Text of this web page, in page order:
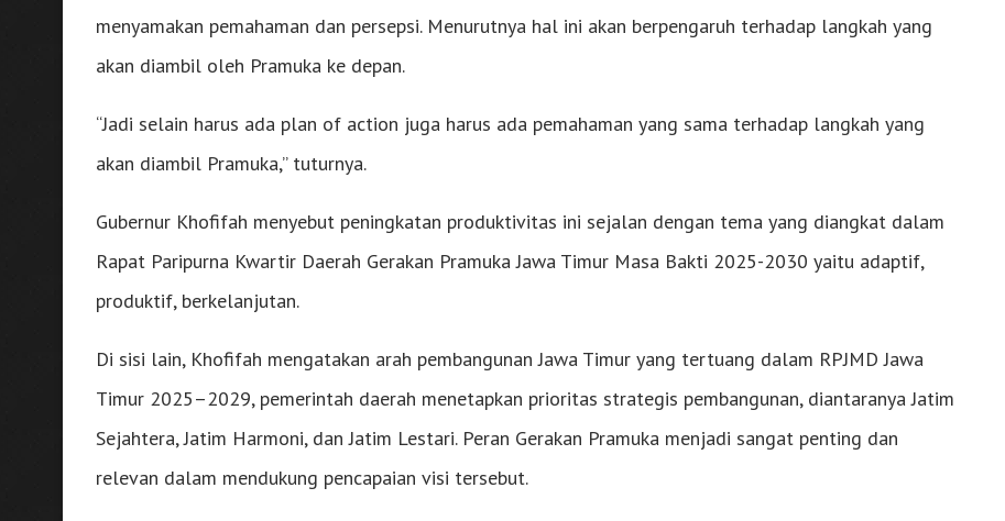
menyamakan pemahaman dan persepsi. Menurutnya hal ini akan berpengaruh terhadap langkah yang
akan diambil oleh Pramuka ke depan.
“Jadi selain harus ada plan of action juga harus ada pemahaman yang sama terhadap langkah yang
akan diambil Pramuka,” tuturnya.
Gubernur Khofifah menyebut peningkatan produktivitas ini sejalan dengan tema yang diangkat dalam
Rapat Paripurna Kwartir Daerah Gerakan Pramuka Jawa Timur Masa Bakti 2025-2030 yaitu adaptif,
produktif, berkelanjutan.
Di sisi lain, Khofifah mengatakan arah pembangunan Jawa Timur yang tertuang dalam RPJMD Jawa
Timur 2025–2029, pemerintah daerah menetapkan prioritas strategis pembangunan, diantaranya Jatim
Sejahtera, Jatim Harmoni, dan Jatim Lestari. Peran Gerakan Pramuka menjadi sangat penting dan
relevan dalam mendukung pencapaian visi tersebut.